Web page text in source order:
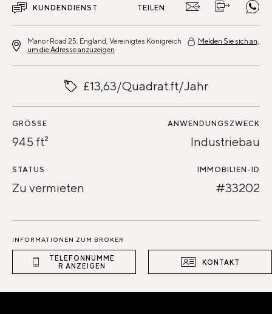
KUNDENDIENST TEILEN:
Manor Road 25, England, Vereinigtes Königreich
Melden Sie sich an,
um die Adresse anzuzeigen
£13,63/Quadrat.ft/Jahr
GRÖSSE
945 ft²
ANWENDUNGSZWECK
Industriebau
STATUS
Zu vermieten
IMMOBILIEN-ID
#33202
INFORMATIONEN ZUM BROKER
TELEFONNUMME
R ANZEIGEN
KONTAKT